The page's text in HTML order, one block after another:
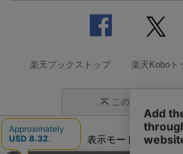
楽天ブックストップ 楽天Koboト
このページの先頭
表示モード モバイ